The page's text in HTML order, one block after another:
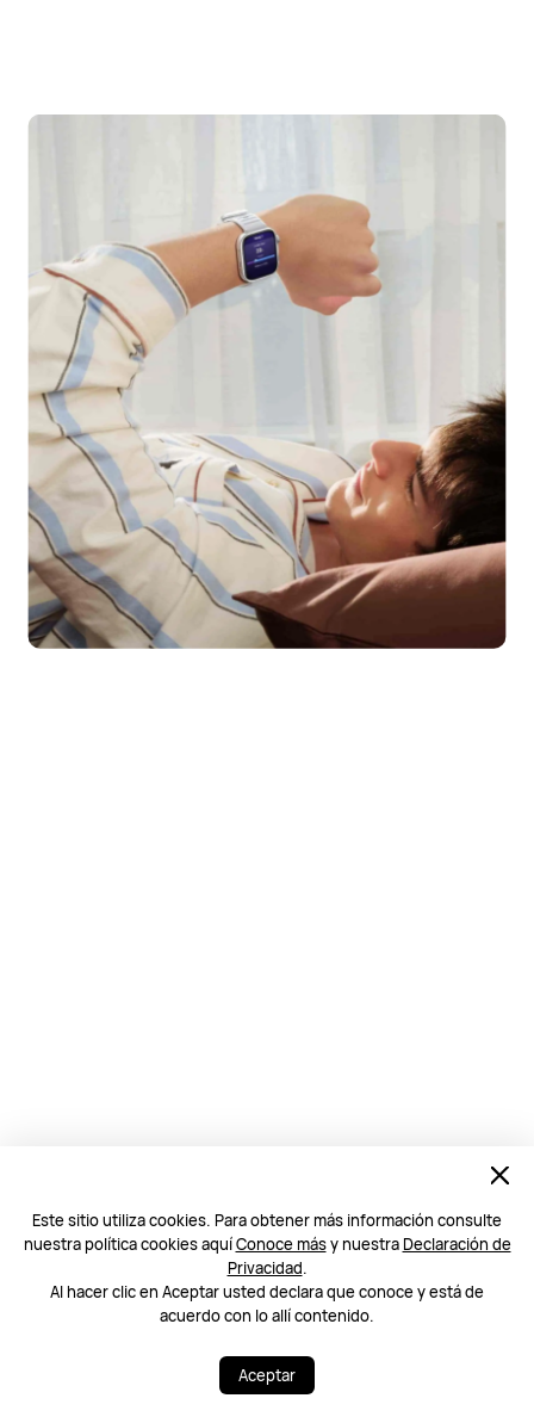
Este sitio utiliza cookies. Para obtener más información consulte
nuestra política cookies aquíConoce másy nuestraDeclaración de
Privacidad.
Al hacer clic en Aceptar usted declara que conoce y está de
acuerdo con lo allí contenido.
Aceptar